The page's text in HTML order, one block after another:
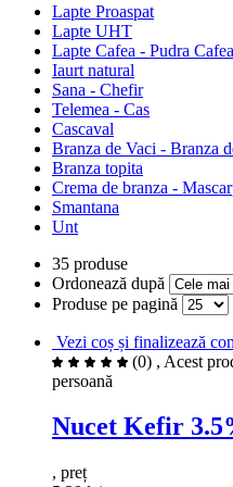
Lapte Proaspat
Lapte UHT
Lapte Cafea - Pudra Cafea
Iaurt natural
Sana - Chefir
Telemea - Cas
Cascaval
Branza de Vaci - Branza
Branza topita
Crema de branza -
Smantana
Unt
35 produse
Ordonează după
Produse pe pagină
Vezi coș și finalizează
(0) , Acest
persoană
Nucet Kefir
, preț